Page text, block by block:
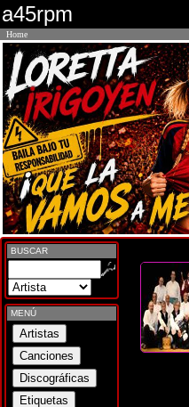
a45rpm
Home
BUSCAR
MENÚ